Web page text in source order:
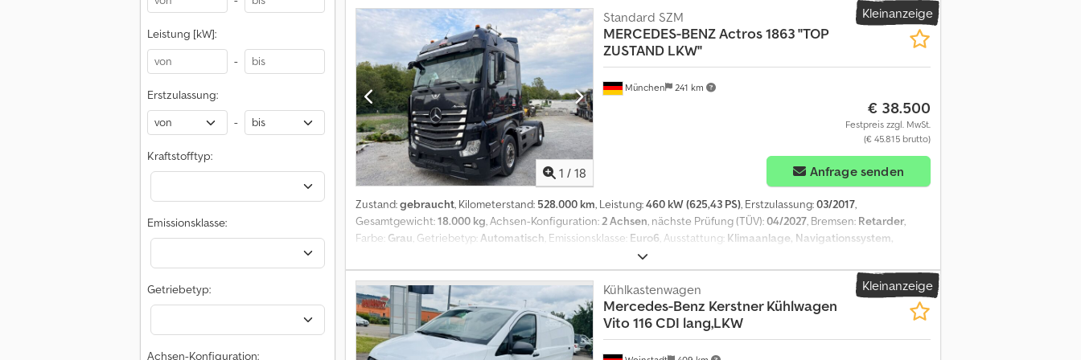
Leistung [kW]:
-
Erstzulassung:
-
Kraftstofftyp:
Emissionsklasse:
Getriebetyp:
Achsen-Konfiguration:
7
contain errors. No guarantee on all details.
Kleinanzeige
1 / 18
München 241 km
Standard SZM
MERCEDES-BENZActros 1863 ''TOP
ZUSTAND LKW''
€ 38.500
Festpreis zzgl. MwSt.
(€ 45.815 brutto)
Anfrage senden
Zustand:gebraucht, Kilometerstand: 528.000 km, Leistung:460 kW (625,43 PS), Erstzulassung:03/2017,
Gesamtgewicht:18.000 kg, Achsen-Konfiguration:2 Achsen, nächste Prüfung (TÜV):04/2027, Bremsen: Retarder,
Farbe: Grau, Getriebetyp: Automatisch, Emissionsklasse: Euro6, Ausstattung: Klimaanlage, Navigationssystem,
, Deutsche LKW -Papiere / German Trucks Dcjdpfszqi Amox An Esk
Kleinanzeige
Kühlkastenwagen
Mercedes-Benz Kerstner Kühlwagen
Vito 116 CDI lang,LKW